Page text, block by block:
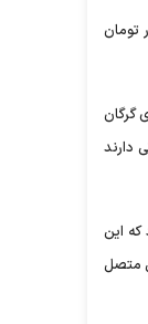
به نانوایان به فروش می رسد اما همین یک کیسه آرد در بازار آزاد ۶۰۰ الی ۷۰۰ هزار تومان
در فرمانداری گرگان
دارند
این
به سوخت جایگزین متصل